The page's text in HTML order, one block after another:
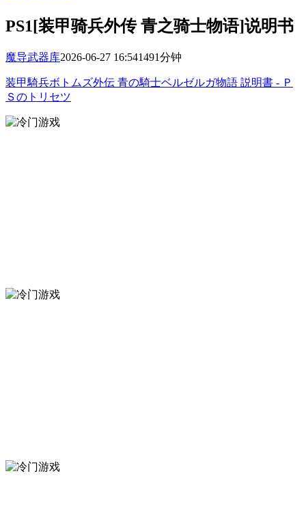
PS1[装甲骑兵外传 青之骑士物语]说明书
魔导武器库2026-06-27 16:541491分钟
装甲騎兵ボトムズ外伝 青の騎士ベルゼルガ物語 説明書 - Ｐ
Ｓのトリセツ